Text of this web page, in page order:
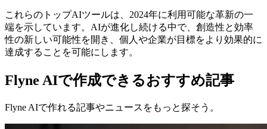
これらのトップAIツールは、2024年に利用可能な革新の一
端を示しています。AIが進化し続ける中で、創造性と効率
性の新しい可能性を開き、個人や企業が目標をより効果的に
達成することを可能にします。
Flyne AIで作成できるおすすめ記事
Flyne AIで作れる記事やニュースをもっと探そう。